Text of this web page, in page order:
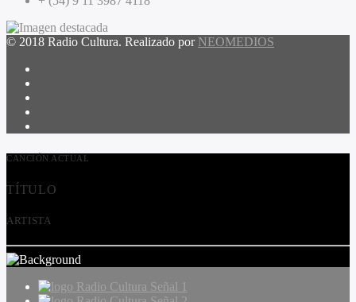
© 2018 Radio Cultura. Realizado por NEOMEDIOS
CANCIÓN ACTUAL
TÍTULO
ARTISTA
Radio Cultura Señal 1